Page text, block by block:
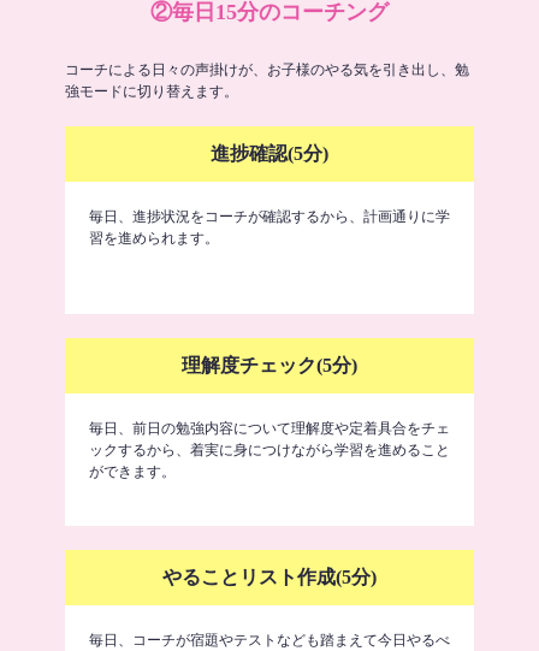
②毎日15分のコーチング
コーチによる日々の声掛けが、お子様のやる気を引き出し、勉
強モードに切り替えます。
進捗確認(5分)
毎日、進捗状況をコーチが確認するから、計画通りに学
習を進められます。
理解度チェック(5分)
毎日、前日の勉強内容について理解度や定着具合をチェ
ックするから、着実に身につけながら学習を進めること
ができます。
やることリスト作成(5分)
毎日、コーチが宿題やテストなども踏まえて今日やるべ